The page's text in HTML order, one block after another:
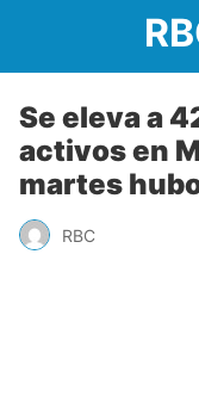
Se eleva a
activos en
martes
RBC